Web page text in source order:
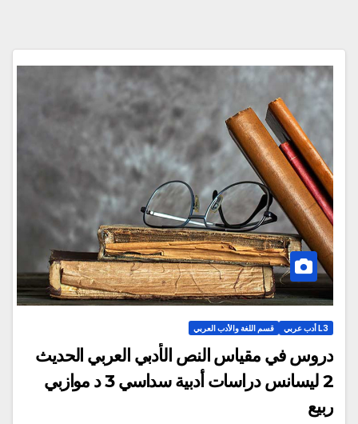
L3 أدب عربي قسم اللغة والأدب العربي
دروس في مقياس النص الأدبي العربي الحديث
2 ليسانس دراسات أدبية سداسي 3 د موازبي
ربيع